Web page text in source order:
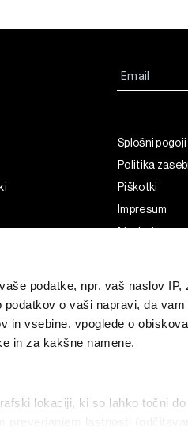
podatke, npr. vaš naslov
o vaši napravi, da
in vsebine, vpoglede o
in za kakšne namene.
lokaciji, ki so lahko točni
Splošni pogoji
Politika
Piškotki
Impresum
Marketing